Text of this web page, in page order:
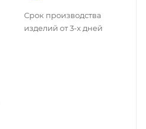
Cрок производства
изделий от 3-х дней